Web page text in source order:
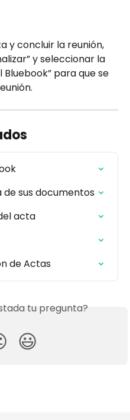
y concluir la reunión,
y seleccionar la
para que se
sus documentos
acta
de Actas
tu pregunta?
😃